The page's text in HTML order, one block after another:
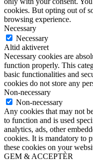
cookies. But opting out of
browsing experience.
Necessary
Necessary
Altid aktiveret
Necessary cookies are
function properly. This
basic functionalities and
cookies do not store any
Non-necessary
Non-necessary
Any cookies that may not
to function and is used
analytics, ads, other
cookies. It is mandatory to
these cookies on your
GEM & ACCEPTÈR